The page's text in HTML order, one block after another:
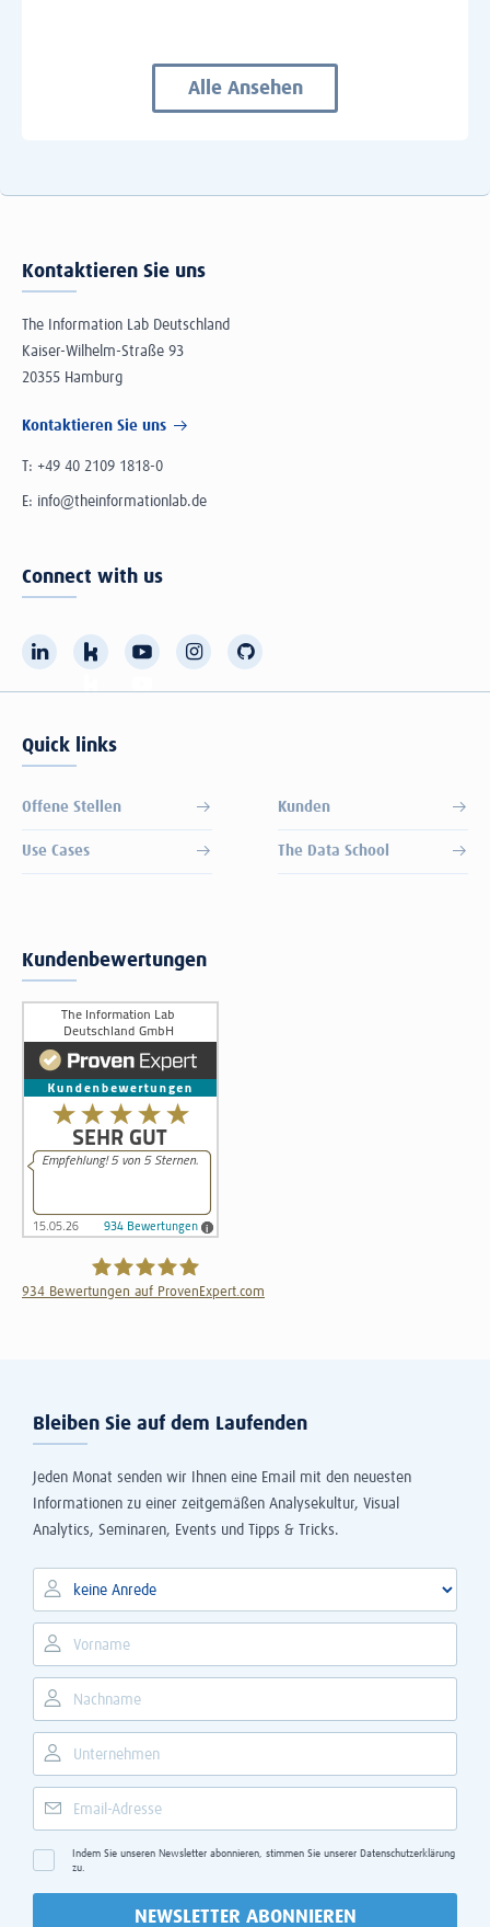
Alle Ansehen
Kontaktieren Sie uns
The Information Lab Deutschland
Kaiser-Wilhelm-Straße 93
20355 Hamburg
Kontaktieren Sie uns
T: +49 40 2109 1818-0
E: info@theinformationlab.de
Connect with us
Quick links
Offene Stellen Kunden
Use Cases The Data School
Kundenbewertungen
934 Bewertungen auf ProvenExpert.com
Bleiben Sie auf dem Laufenden
Jeden Monat senden wir Ihnen eine Email mit den neuesten
Informationen zu einer zeitgemäßen Analysekultur, Visual
Analytics, Seminaren, Events und Tipps & Tricks.
Indem Sie unseren Newsletter abonnieren, stimmen Sie unserer Datenschutzerklärung
zu.
NEWSLETTER ABONNIEREN